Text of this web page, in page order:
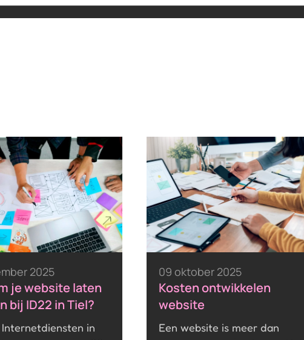
2025
je website laten
bij ID22 in Tiel?
Internetdiensten in
09 oktober 2025
Kosten ontwikkelen
website
Een website is meer dan